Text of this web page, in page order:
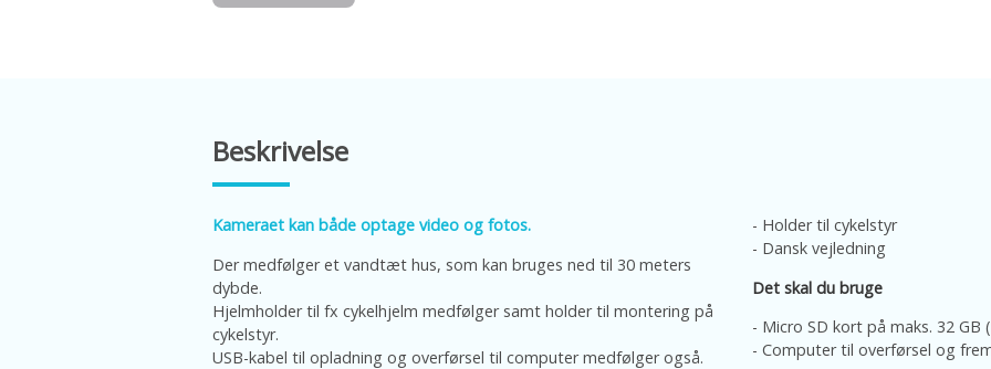
Beskrivelse
Kameraet kan både optage video og fotos.
Der medfølger et vandtæt hus, som kan bruges ned til 30 meters
dybde.
Hjelmholder til fx cykelhjelm medfølger samt holder til montering på
cykelstyr.
USB-kabel til opladning og overførsel til computer medfølger også.
- Holder til cykelstyr
- Dansk vejledning
Det skal du bruge
- Micro SD kort på maks. 32 GB
- Computer til overførsel og